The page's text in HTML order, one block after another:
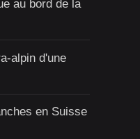
au bord de la
alpin d'une
en Suisse